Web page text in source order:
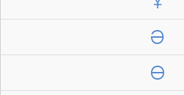
Ә
Ө